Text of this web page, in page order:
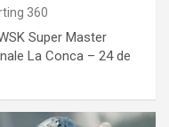
360
Super Master
La Conca – 24 de